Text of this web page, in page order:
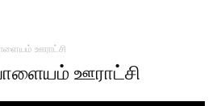
ஊராட்சி
ஊராட்சி